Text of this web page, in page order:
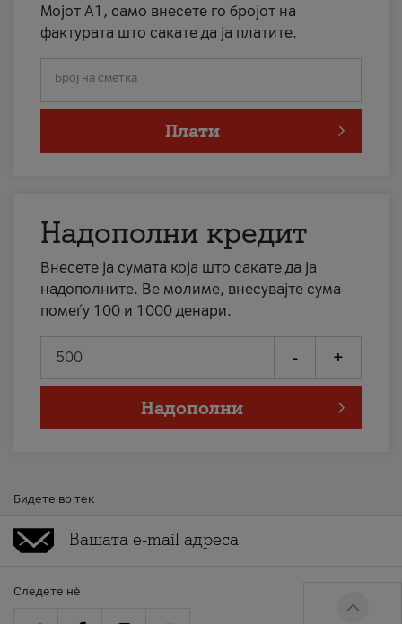
Мојот А1, само внесете го бројот на
фактурата што сакате да ја платите.
Број на сметка
Плати
Надополни кредит
Внесете ја сумата која што сакате да ја
надополните. Ве молиме, внесувајте сума
помеѓу 100 и 1000 денари.
- +
Надополни
Бидете во тек
Следете нè